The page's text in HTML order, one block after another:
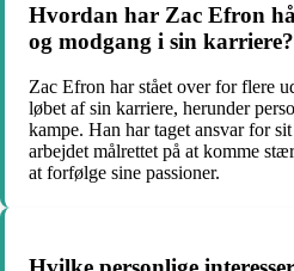
Hvordan har Zac Efron
og modgang i sin karriere?
Zac Efron har stået over for flere
løbet af sin karriere, herunder
kampe. Han har taget ansvar for
arbejdet målrettet på at komme
at forfølge sine passioner.